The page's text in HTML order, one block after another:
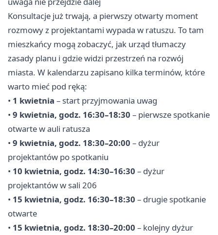
Konsultacje już trwają, a pierwszy otwarty moment
rozmowy z projektantami wypada w ratuszu. To tam
mieszkańcy mogą zobaczyć, jak urząd tłumaczy
zasady planu i gdzie widzi przestrzeń na rozwój
miasta. W kalendarzu zapisano kilka terminów, które
warto mieć pod ręką:
• 1 kwietnia – start przyjmowania uwag
• 9 kwietnia, godz. 16:30–18:30 – pierwsze spotkanie
otwarte w auli ratusza
• 9 kwietnia, godz. 18:30–20:00 – dyżur
projektantów po spotkaniu
• 10 kwietnia, godz. 14:30–16:30 – dyżur
projektantów w sali 206
• 15 kwietnia, godz. 16:30–18:30 – drugie spotkanie
otwarte
• 15 kwietnia, godz. 18:30–20:00 – kolejny dyżur